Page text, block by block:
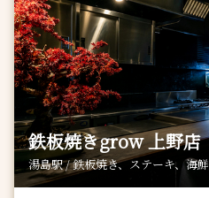
鉄板焼きgrow 上野店
湯島駅 / 鉄板焼き、ステーキ、海鮮